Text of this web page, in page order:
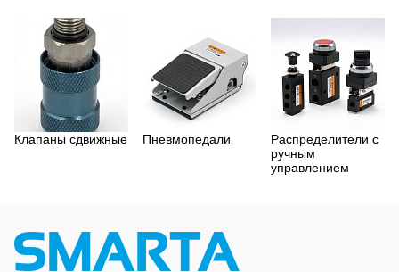
Клапаны сдвижные Пневмопедали
Распределители с
ручным
управлением